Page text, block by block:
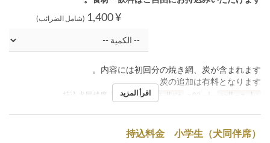
¥ 1,400 (شامل الضرائب)
内容には初回分の焼き網、炭が含まれます。
炭の追加は有料となります。
تواريخ صالحة فئة المقعد 【7/2開始】持込 犬同伴席
اقرأ المزيد
持込料金 小学生（犬同伴席）